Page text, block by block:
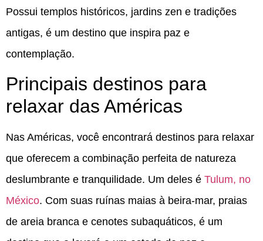
Possui templos históricos, jardins zen e tradições
antigas, é um destino que inspira paz e
contemplação.
Principais destinos para
relaxar das Américas
Nas Américas, você encontrará destinos para relaxar
que oferecem a combinação perfeita de natureza
deslumbrante e tranquilidade. Um deles é Tulum, no
México. Com suas ruínas maias à beira-mar, praias
de areia branca e cenotes subaquáticos, é um